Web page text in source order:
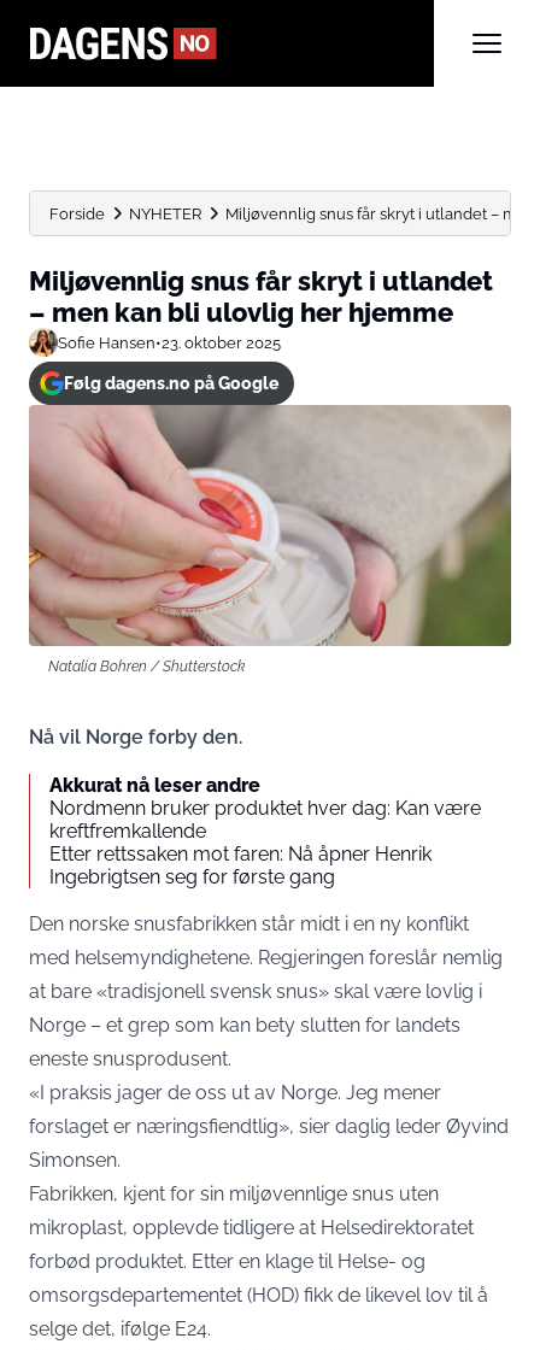
Forside NYHETER Miljøvennlig snus får skryt i utlandet – men
Miljøvennlig snus får skryt i utlandet
– men kan bli ulovlig her hjemme
Sofie Hansen•23. oktober 2025
Følg dagens.no på Google
Natalia Bohren / Shutterstock
Nå vil Norge forby den.
Akkurat nå leser andre
Nordmenn bruker produktet hver dag: Kan være
kreftfremkallende
Etter rettssaken mot faren: Nå åpner Henrik
Ingebrigtsen seg for første gang
Den norske snusfabrikken står midt i en ny konflikt
med helsemyndighetene. Regjeringen foreslår nemlig
at bare «tradisjonell svensk snus» skal være lovlig i
Norge – et grep som kan bety slutten for landets
eneste snusprodusent.
«I praksis jager de oss ut av Norge. Jeg mener
forslaget er næringsfiendtlig», sier daglig leder Øyvind
Simonsen.
Fabrikken, kjent for sin miljøvennlige snus uten
mikroplast, opplevde tidligere at Helsedirektoratet
forbød produktet. Etter en klage til Helse- og
omsorgsdepartementet (HOD) fikk de likevel lov til å
selge det, ifølge E24.